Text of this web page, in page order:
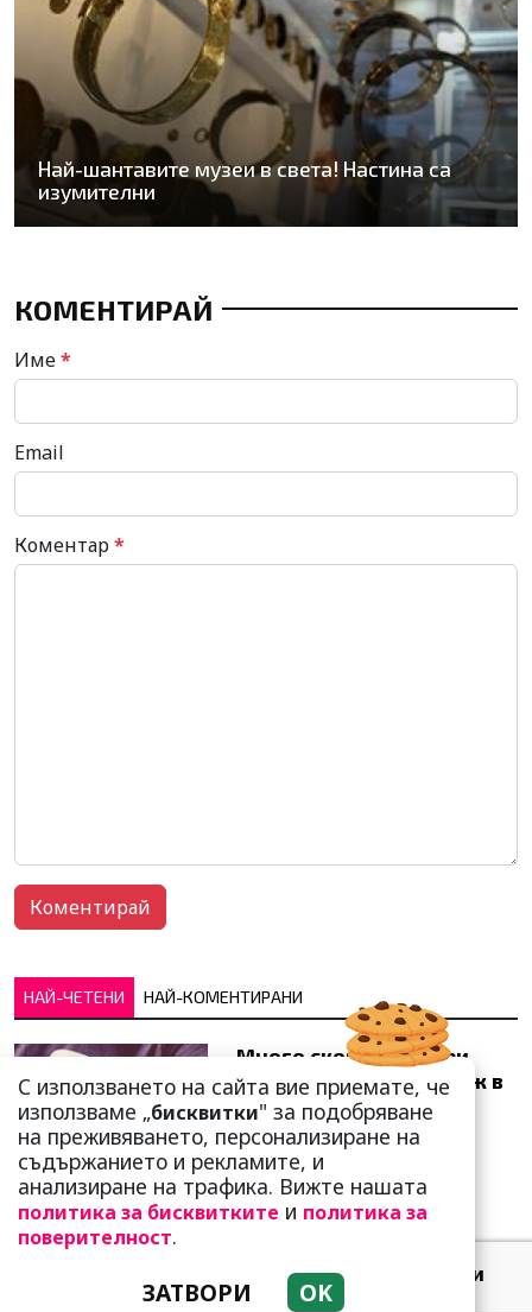
Най-шантавите музеи в света! Настина са
изумителни
КОМЕНТИРАЙ
Име*
Email
Коментар*
НАЙ-ЧЕТЕНИ НАЙ-КОМЕНТИРАНИ
Много скоро! Тези три
зодии ще получат „нож в
гърба“ (Ще бъдат
предаде...
Добре е да знаете! Тези
три зодии умеят да
С използването на сайта вие приемате, че
използваме „бисквитки" за подобряване
на преживяването, персонализиране на
съдържанието и рекламите, и
анализиране на трафика. Вижте нашата
политика за бисквитките и политика за
поверителност.
ЗАТВОРИ OK